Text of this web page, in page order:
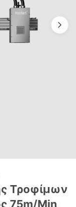
Τροφίμων
75m/Min